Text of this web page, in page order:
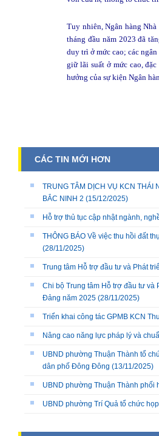
Tuy nhiên, Ngân hàng
tháng đầu năm 2023 đã
duy trì ở mức cao; các
giữ lãi suất ở mức cao,
hưởng của sự kiện Ngân
CÁC TIN MỚI HƠN
TRUNG TÂM DỊCH VỤ KCN THÁI
BẮC NINH 2 (15/12/2025)
Hỗ trợ thủ tục cập nhật ngành,
THÔNG BÁO Về việc thu hồi đất
(28/11/2025)
Trung tâm Hỗ trợ đầu tư và Phát
Chi bộ Trung tâm Hỗ trợ đầu tư và
Đảng năm 2025 (28/11/2025)
Triển khai công tác GPMB KCN
Nâng cao năng lực pháp lý và
UBND phường Thuận Thành tổ
dân phố Đông Đông (13/11/2025)
UBND phường Thuận Thành phối
UBND phường Trí Quả tổ chức